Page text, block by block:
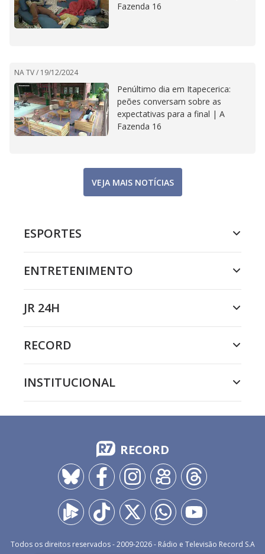
Fazenda 16
NA TV / 19/12/2024
Penúltimo dia em Itapecerica:
peões conversam sobre as
expectativas para a final | A
Fazenda 16
VEJA MAIS NOTÍCIAS
ESPORTES
ENTRETENIMENTO
JR 24H
RECORD
INSTITUCIONAL
RECORD
Todos os direitos reservados - 2009-2026- Rádio e Televisão Record S.A